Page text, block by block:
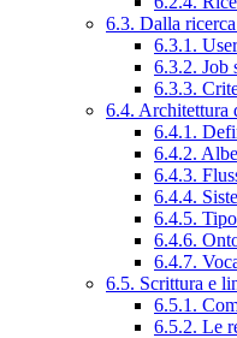
6.3. Dalla
6.3.1.
6.3.2. Job
6.3.3.
6.4. Architettura
6.4.1.
6.4.2.
6.4.3.
6.4.4.
6.4.5.
6.4.6.
6.4.7.
6.5. Scrittura e
6.5.1.
6.5.2. Le